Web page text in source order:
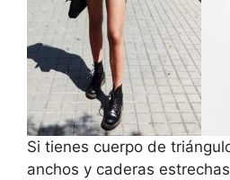
Si tienes cuerpo de
anchos y caderas